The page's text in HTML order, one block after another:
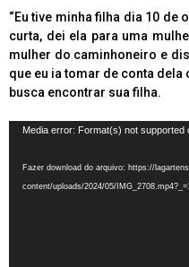
“Eu tive minha filha dia 10 de
curta, dei ela para uma
mulher do caminhoneiro e
que eu ia tomar de conta dela
busca encontrar sua filha.
Tocador
vídeo
Media error: Format(s) not
Fazer download do arquivo: https://
content/uploads/2024/05/IMG_2708.mp4?_=1